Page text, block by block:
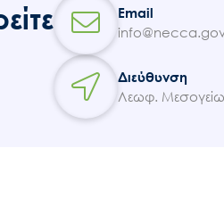
Email
Διεύθυνση
Λεωφ.